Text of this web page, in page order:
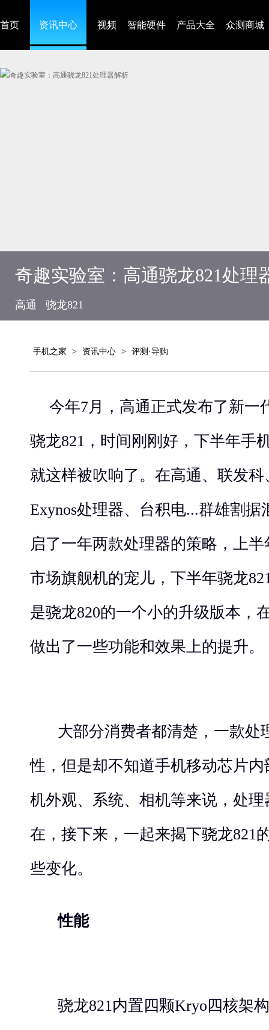
首页 资讯中心 视频 智能硬件 产品大全 众测商城
奇趣实验室：高通骁龙821处理
高通 骁龙821
手机之家 > 资讯中心 > 评测·导购
今年7月，高通正式发布了新一
骁龙821，时间刚刚好，下半年手
就这样被吹响了。在高通、联发
Exynos处理器、台积电...群雄割
启了一年两款处理器的策略，上
市场旗舰机的宠儿，下半年骁龙
是骁龙820的一个小的升级版本，
做出了一些功能和效果上的提升。
大部分消费者都清楚，一款处
性，但是却不知道手机移动芯片
机外观、系统、相机等来说，处
在，接下来，一起来揭下骁龙821
些变化。
性能
骁龙821内置四颗Kryo四核架